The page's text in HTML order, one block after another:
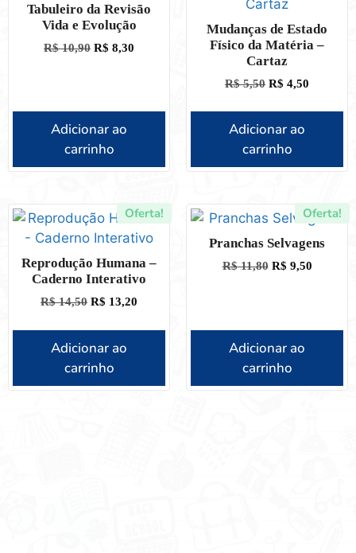
Tabuleiro da Revisão
Vida e Evolução
R$10,90 R$ 8,30
Adicionar ao
carrinho
Mudanças de Estado
Físico da Matéria –
Cartaz
R$5,50 R$ 4,50
Adicionar ao
carrinho
Oferta!
Reprodução Humana –
Caderno Interativo
R$14,50 R$ 13,20
Adicionar ao
carrinho
Oferta!
Pranchas Selvagens
R$11,80 R$ 9,50
Adicionar ao
carrinho